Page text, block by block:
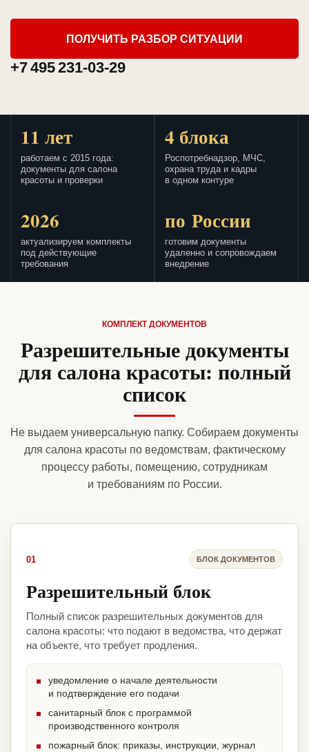
ПОЛУЧИТЬ РАЗБОР СИТУАЦИИ
+7 495 231-03-29
11 лет
работаем с 2015 года:
документы для салона
красоты и проверки
4 блока
Роспотребнадзор, МЧС,
охрана труда и кадры
в одном контуре
2026
актуализируем комплекты
под действующие
требования
по России
готовим документы
удаленно и сопровождаем
внедрение
КОМПЛЕКТ ДОКУМЕНТОВ
Разрешительные документы
для салона красоты: полный
список
Не выдаем универсальную папку. Собираем документы
для салона красоты по ведомствам, фактическому
процессу работы, помещению, сотрудникам
и требованиям по России.
01 БЛОК ДОКУМЕНТОВ
Разрешительный блок
Полный список разрешительных документов для
салона красоты: что подают в ведомства, что держат
на объекте, что требует продления.
уведомление о начале деятельности
и подтверждение его подачи
санитарный блок с программой
производственного контроля
пожарный блок: приказы, инструкции, журнал